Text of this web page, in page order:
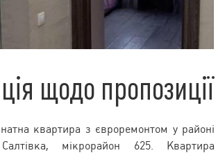
щодо пропозиції
квартира з євроремонтом у районі
мікрорайон 625. Квартира